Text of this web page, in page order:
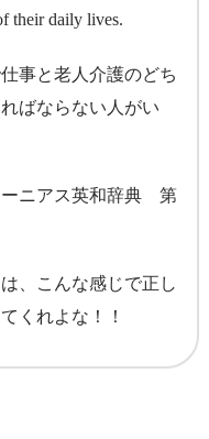
their daily lives.
仕事と老人介護のどち
ばならない人がい
ニアス英和辞典 第
、こんな感じで正し
くれよな！！